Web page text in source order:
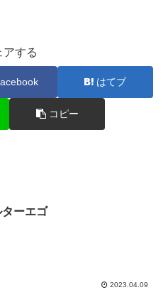
アする
はてブ
コピー
ターエゴ
2023.04.09